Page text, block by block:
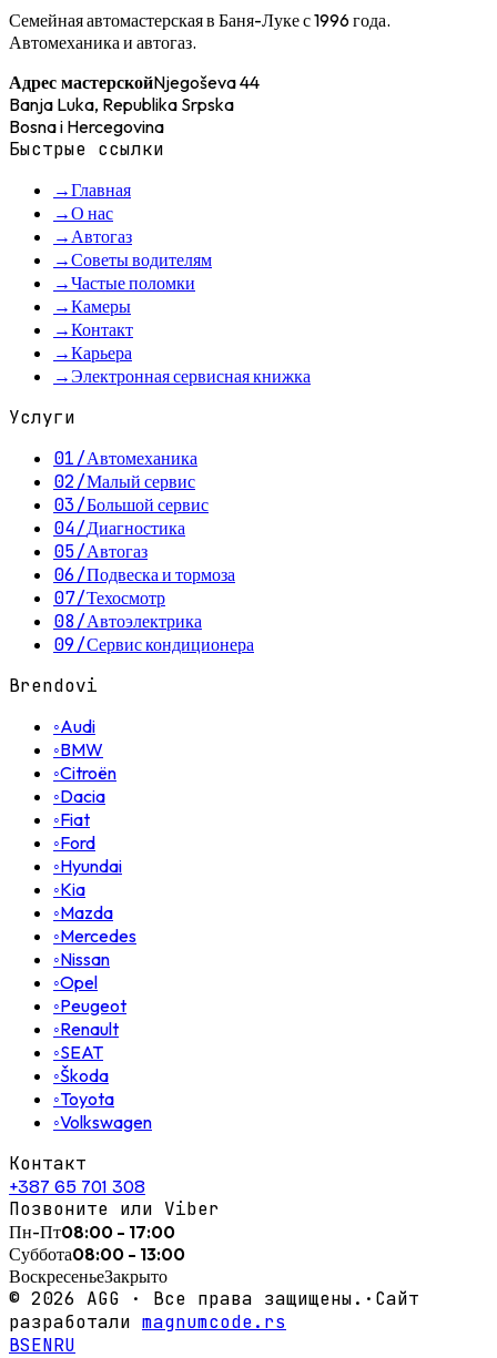
Семейная автомастерская в Баня-Луке с 1996 года.
Автомеханика и автогаз.
Адрес мастерскойNjegoševa 44
Banja Luka, Republika Srpska
Bosna i Hercegovina
Быстрые ссылки
→Главная
→О нас
→Автогаз
→Советы водителям
→Частые поломки
→Камеры
→Контакт
→Карьера
→Электронная сервисная книжка
Услуги
01/Автомеханика
02/Малый сервис
03/Большой сервис
04/Диагностика
05/Автогаз
06/Подвеска и тормоза
07/Техосмотр
08/Автоэлектрика
09/Сервис кондиционера
Brendovi
◦Audi
◦BMW
◦Citroën
◦Dacia
◦Fiat
◦Ford
◦Hyundai
◦Kia
◦Mazda
◦Mercedes
◦Nissan
◦Opel
◦Peugeot
◦Renault
◦SEAT
◦Škoda
◦Toyota
◦Volkswagen
Контакт
+387 65 701 308
Позвоните или Viber
Пн-Пт08:00 - 17:00
Суббота08:00 - 13:00
ВоскресеньеЗакрыто
© 2026 AGG · Все права защищены. · Сайт
разработали magnumcode.rs
BSENRU